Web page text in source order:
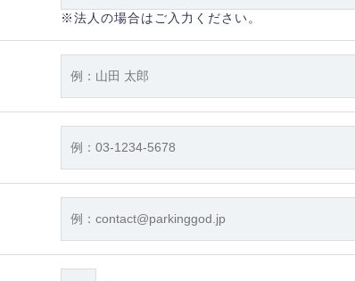
※法人の場合はご入力ください。